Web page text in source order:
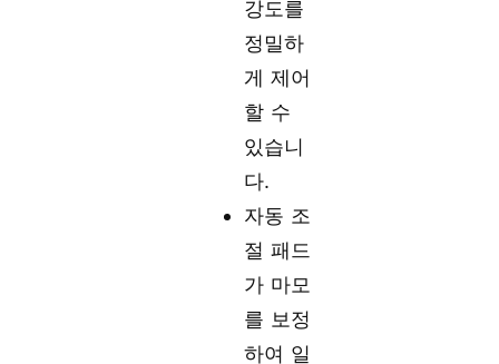
강도를
정밀하
게 제어
할 수
있습니
다.
자동 조
절 패드
가 마모
를 보정
하여 일